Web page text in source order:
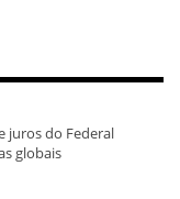
juros do Federal
globais